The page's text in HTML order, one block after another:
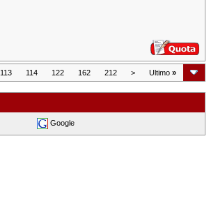
113 114 122 162 212 > Ultimo »
Google